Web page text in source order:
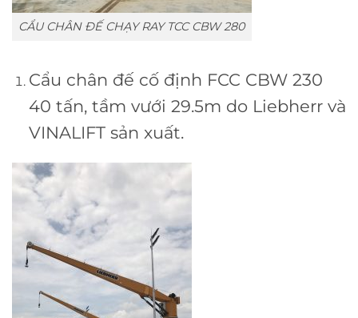
CẨU CHÂN ĐẾ CHẠY RAY TCC CBW 280
Cẩu chân đế cố định FCC CBW 230
40 tấn, tầm vưới 29.5m do Liebherr và
VINALIFT sản xuất.